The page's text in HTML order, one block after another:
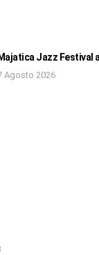
Majatica Jazz Festival
Agosto 2026